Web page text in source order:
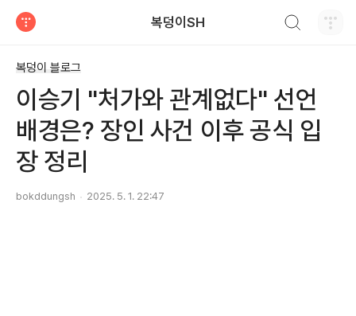
복덩이SH
복덩이 블로그
이승기 "처가와 관계없다" 선언
배경은? 장인 사건 이후 공식 입
장 정리
bokddungsh 2025. 5. 1. 22:47